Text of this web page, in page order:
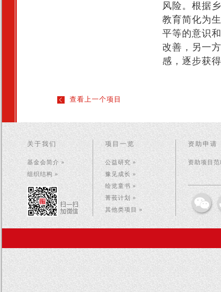
风险。根据
教育简化为
平等的意识
改善，另一
感，逐步获
查看上一个项目
关于我们
基金会简介 »
组织结构 »
项目一览
公益研究 »
豫见成长 »
绘览童书 »
菁莪计划 »
其他类项目 »
资助申请
资助项目